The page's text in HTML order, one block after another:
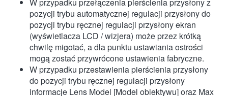
pozycji trybu automatycznej regulacji przysłony do
pozycji trybu ręcznej regulacji przysłony ekran
(wyświetlacza LCD / wizjera) może przez krótką
chwilę migotać, a dla punktu ustawiania ostrości
mogą zostać przywrócone ustawienia fabryczne.
W przypadku przestawienia pierścienia przysłony
do pozycji trybu ręcznej regulacji przysłony
informacje Lens Model [Model obiektywu] oraz Max